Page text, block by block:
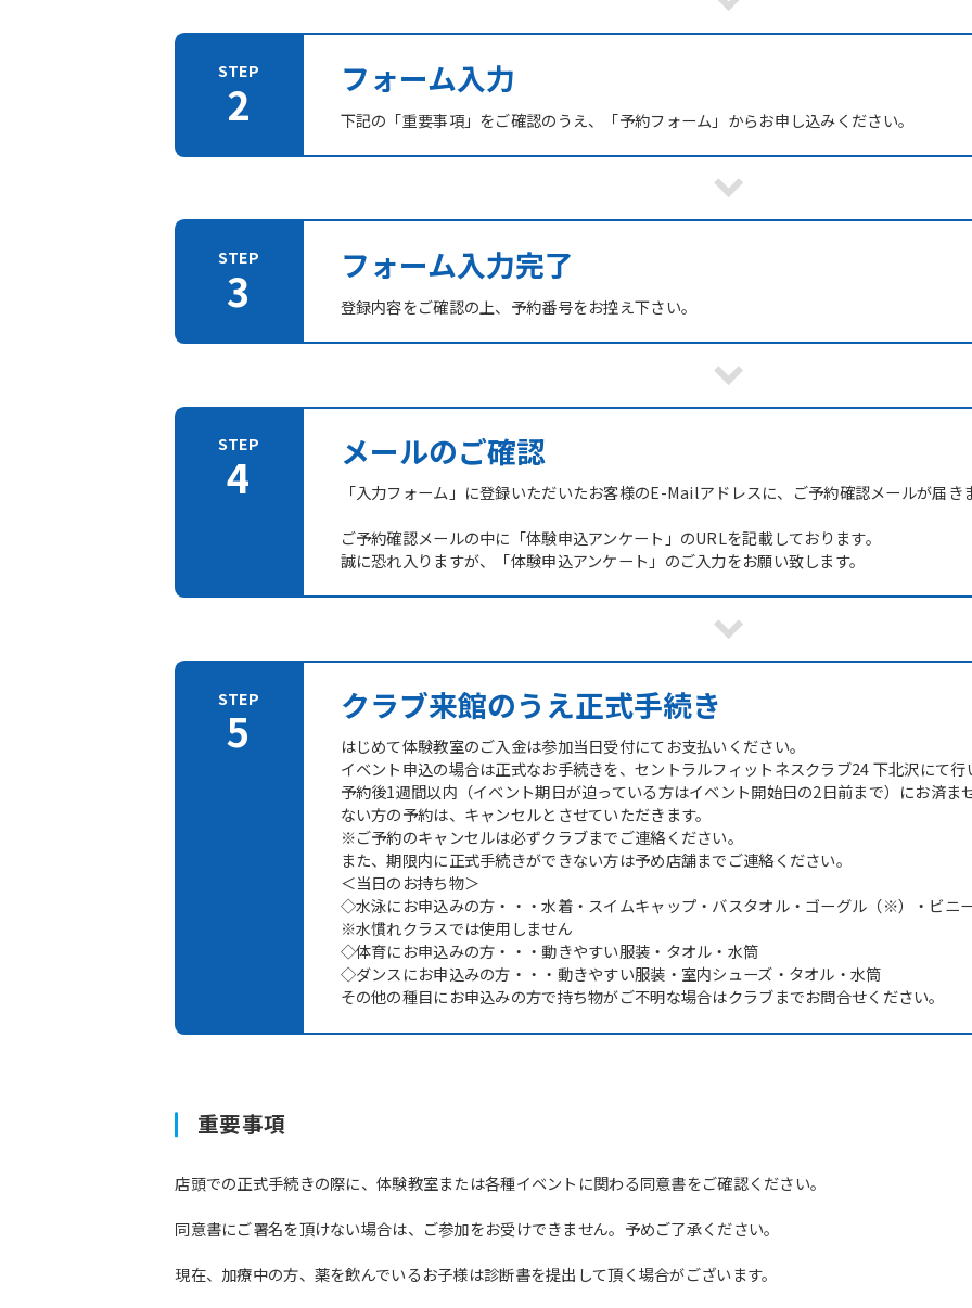
フォーム入力
下記の「重要事項」をご確認のうえ、「予約フォーム」からお申し込みください。
フォーム入力完了
登録内容をご確認の上、予約番号をお控え下さい。
メールのご確認
「入力フォーム」に登録いただいたお客様のE-Mailアドレスに、ご予約確認メールが届き
ご予約確認メールの中に「体験申込アンケート」のURLを記載しております。
誠に恐れ入りますが、「体験申込アンケート」のご入力をお願い致します。
クラブ来館のうえ正式手続き
はじめて体験教室のご入金は参加当日受付にてお支払いください。
イベント申込の場合は正式なお手続きを、セントラルフィットネスクラブ24 下北沢にて行
予約後1週間以内（イベント期日が迫っている方はイベント開始日の2日前まで）にお済
ない方の予約は、キャンセルとさせていただきます。
※ご予約のキャンセルは必ずクラブまでご連絡ください。
また、期限内に正式手続きができない方は予め店舗までご連絡ください。
＜当日のお持ち物＞
◇水泳にお申込みの方・・・水着・スイムキャップ・バスタオル・ゴーグル（※）・ビニ
※水慣れクラスでは使用しません
◇体育にお申込みの方・・・動きやすい服装・タオル・水筒
◇ダンスにお申込みの方・・・動きやすい服装・室内シューズ・タオル・水筒
その他の種目にお申込みの方で持ち物がご不明な場合はクラブまでお問合せください。
重要事項
店頭での正式手続きの際に、体験教室または各種イベントに関わる同意書をご確認ください。
同意書にご署名を頂けない場合は、ご参加をお受けできません。予めご了承ください。
現在、加療中の方、薬を飲んでいるお子様は診断書を提出して頂く場合がございます。
automatically translated into
automatic translation) to return to
However, if you use an automatic